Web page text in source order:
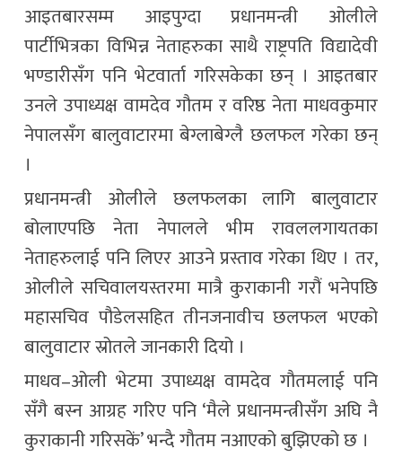
आइतबारसम्म आइपुग्दा प्रधानमन्त्री ओलीले
पार्टीभित्रका विभिन्न नेताहरुका साथै राष्ट्रपति विद्यादेवी
भण्डारीसँग पनि भेटवार्ता गरिसकेका छन् । आइतबार
उनले उपाध्यक्ष वामदेव गौतम र वरिष्ठ नेता माधवकुमार
नेपालसँग बालुवाटारमा बेग्लाबेग्लै छलफल गरेका छन्
।
प्रधानमन्त्री ओलीले छलफलका लागि बालुवाटार
बोलाएपछि नेता नेपालले भीम रावललगायतका
नेताहरुलाई पनि लिएर आउने प्रस्ताव गरेका थिए । तर,
ओलीले सचिवालयस्तरमा मात्रै कुराकानी गरौं भनेपछि
महासचिव पौडेलसहित तीनजनावीच छलफल भएको
बालुवाटार स्रोतले जानकारी दियो ।
माधव–ओली भेटमा उपाध्यक्ष वामदेव गौतमलाई पनि
सँगै बस्न आग्रह गरिए पनि ‘मैले प्रधानमन्त्रीसँग अघि नै
कुराकानी गरिसकें’ भन्दै गौतम नआएको बुझिएको छ ।